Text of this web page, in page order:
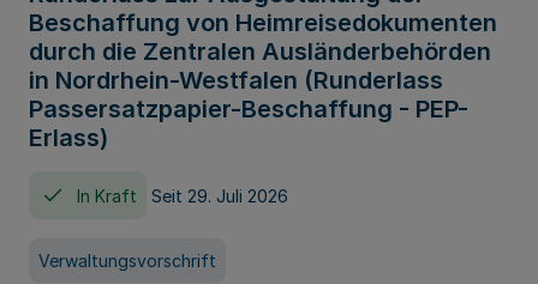
Beschaffung von Heimreisedokumenten
durch die Zentralen Ausländerbehörden
in Nordrhein-Westfalen (Runderlass
Passersatzpapier-Beschaffung - PEP-
Erlass)
In Kraft Seit 29. Juli 2026
Verwaltungsvorschrift